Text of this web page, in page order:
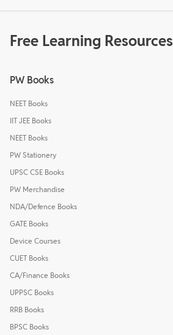
Free Learning Resources
PW Books
NEET Books
IIT JEE Books
NEET Books
PW Stationery
UPSC CSE Books
PW Merchandise
NDA/Defence Books
GATE Books
Device Courses
CUET Books
CA/Finance Books
UPPSC Books
RRB Books
BPSC Books